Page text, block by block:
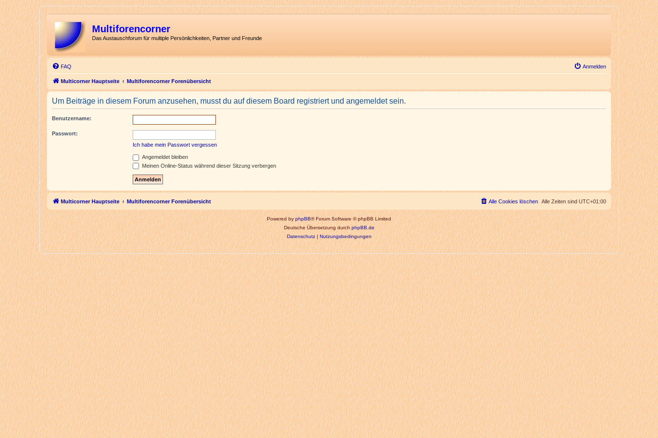
Multiforencorner
Das Austauschforum für multiple Persönlichkeiten, Partner und Freunde
FAQ Anmelden
Multicorner Hauptseite Multiforencorner Forenübersicht
Um Beiträge in diesem Forum anzusehen, musst du auf diesem Board registriert und angemeldet sein.
Benutzername:
Passwort:
Ich habe mein Passwort vergessen
Angemeldet bleiben
Meinen Online-Status während dieser Sitzung verbergen
Multicorner Hauptseite Multiforencorner Forenübersicht Alle Zeiten sind UTC+01:00
Alle Cookies löschen
Powered byphpBB® Forum Software © phpBB Limited
Deutsche Übersetzung durchphpBB.de
Datenschutz|Nutzungsbedingungen